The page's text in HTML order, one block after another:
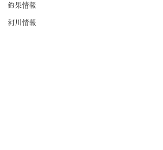
釣果情報
河川情報